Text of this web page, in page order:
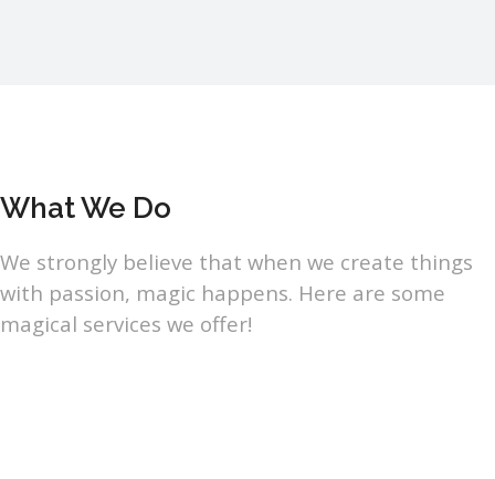
What We Do
We strongly believe that when we create things
with passion, magic happens. Here are some
magical services we offer!